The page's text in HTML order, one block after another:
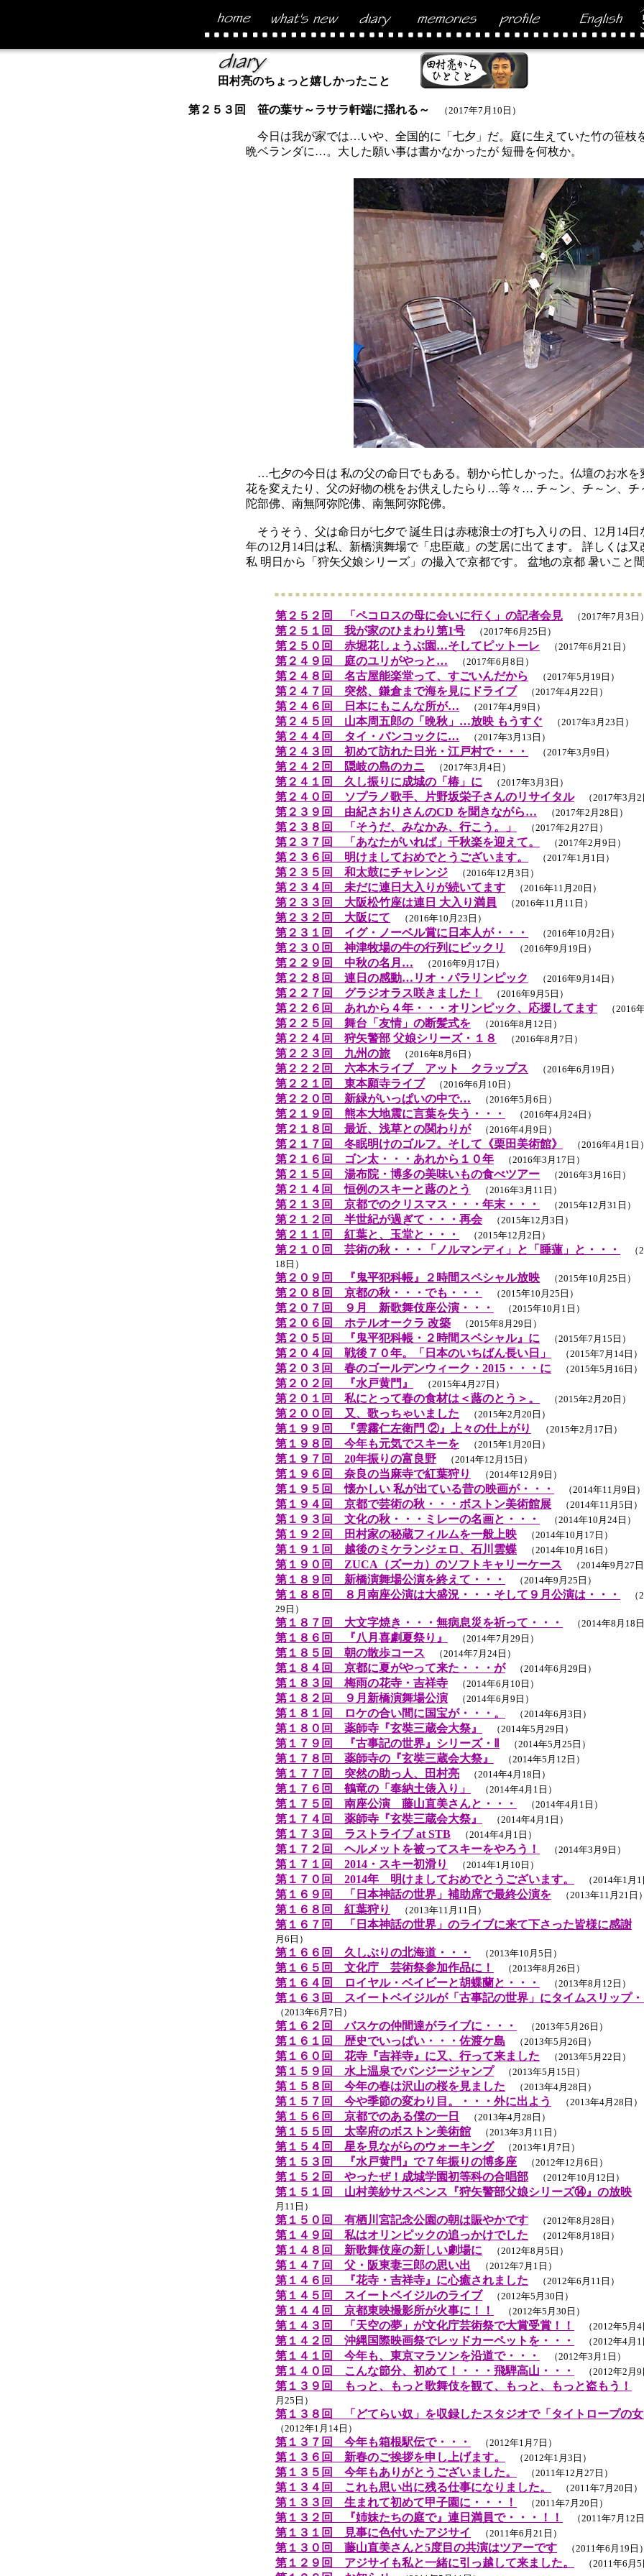
田村亮のちょっと嬉しかったこと
第２５３回 笹の葉サ～ラサラ軒端に揺れる～ （2017年7月10日）
今日は我が家では…いや、全国的に「七夕」だ。庭に生えていた竹の笹枝
晩ベランダに…。大した願い事は書かなかったが 短冊を何枚か。
…七夕の今日は 私の父の命日でもある。朝から忙しかった。仏壇のお水を
花を変えたり、父の好物の桃をお供えしたらり…等々… チ～ン、チ～ン、チ
陀部佛、南無阿弥陀佛、南無阿弥陀佛。
そうそう、父は命日が七夕で 誕生日は赤穂浪士の打ち入りの日、12月14日
年の12月14日は私、新橋演舞場で「忠臣蔵」の芝居に出てます。 詳しくは
私 明日から「狩矢父娘シリーズ」の撮入で京都です。 盆地の京都 暑いこと
第２５２回 「ペコロスの母に会いに行く」の記者会見 （2017年7月3日
第２５１回 我が家のひまわり第1号 （2017年6月25日）
第２５０回 赤堀花しょうぶ園…そしてピットーレ （2017年6月21日）
第２４９回 庭のユリがやっと… （2017年6月8日）
第２４８回 名古屋能楽堂って、すごいんだから （2017年5月19日）
第２４７回 突然、鎌倉まで海を見にドライブ （2017年4月22日）
第２４６回 日本にもこんな所が… （2017年4月9日）
第２４５回 山本周五郎の「晩秋」…放映 もうすぐ （2017年3月23日）
第２４４回 タイ・バンコックに… （2017年3月13日）
第２４３回 初めて訪れた日光・江戸村で・・・ （2017年3月9日）
第２４２回 隠岐の島のカニ （2017年3月4日）
第２４１回 久し振りに成城の「椿」に （2017年3月3日）
第２４０回 ソプラノ歌手、片野坂栄子さんのリサイタル（2017年3月2
第２３９回 由紀さおりさんのCD を聞きながら… （2017年2月28日）
第２３８回 「そうだ、みなかみ、行こう。」 （2017年2月27日）
第２３７回 「あなたがいれば」千秋楽を迎えて。 （2017年2月9日）
第２３６回 明けましておめでとうございます。 （2017年1月1日）
第２３５回 和太鼓にチャレンジ （2016年12月3日）
第２３４回 未だに連日大入りが続いてます （2016年11月20日）
第２３３回 大阪松竹座は連日 大入り満員 （2016年11月11日）
第２３２回 大阪にて （2016年10月23日）
第２３１回 イグ・ノーベル賞に日本人が・・・ （2016年10月2日）
第２３０回 神津牧場の牛の行列にビックリ （2016年9月19日）
第２２９回 中秋の名月… （2016年9月17日）
第２２８回 連日の感動…リオ・パラリンピック （2016年9月14日）
第２２７回 グラジオラス咲きました！ （2016年9月5日）
第２２６回 あれから４年・・・オリンピック、応援してます （2016
第２２５回 舞台「友情」の断髪式を （2016年8月12日）
第２２４回 狩矢警部 父娘シリーズ・１８ （2016年8月7日）
第２２３回 九州の旅 （2016年8月6日）
第２２２回 六本木ライブ アット クラップス （2016年6月19日）
第２２１回 東本願寺ライブ （2016年6月10日）
第２２０回 新緑がいっぱいの中で… （2016年5月6日）
第２１９回 熊本大地震に言葉を失う・・・ （2016年4月24日）
第２１８回 最近、浅草との関わりが（2016年4月9日）
第２１７回 冬眠明けのゴルフ。そして《栗田美術館》 （2016年4月1日
第２１６回 ゴン太・・・あれから１０年 （2016年3月17日）
第２１５回 湯布院・博多の美味いもの食べツアー （2016年3月16日）
第２１４回 恒例のスキーと蕗のとう （2016年3月11日）
第２１３回 京都でのクリスマス・・・年末・・・ （2015年12月31日）
第２１２回 半世紀が過ぎて・・・再会（2015年12月3日）
第２１１回 紅葉と、玉堂と・・・ （2015年12月2日）
第２１０回 芸術の秋・・・「ノルマンディ」と「睡蓮」と・・・
（
18日）
第２０９回 『鬼平犯科帳』２時間スペシャル放映 （2015年10月25日）
第２０８回 京都の秋・・・でも・・・ （2015年10月25日）
第２０７回 ９月 新歌舞伎座公演・・・ （2015年10月1日）
第２０６回 ホテルオークラ 改築 （2015年8月29日）
第２０５回 『鬼平犯科帳・２時間スペシャル』に （2015年7月15日）
第２０４回 戦後７０年。「日本のいちばん長い日」 （2015年7月14日）
第２０３回 春のゴールデンウィーク・2015・・・に （2015年5月16日）
第２０２回 『水戸黄門』 （2015年4月27日）
第２０１回 私にとって春の食材は＜蕗のとう＞。 （2015年2月20日）
第２００回 又、歌っちゃいました （2015年2月20日）
第１９９回 『雲霧仁左衛門 ②』上々の仕上がり （2015年2月17日）
第１９８回 今年も元気でスキーを （2015年1月20日）
第１９７回 20年振りの富良野 （2014年12月15日）
第１９６回 奈良の当麻寺で紅葉狩り （2014年12月9日）
第１９５回 懐かしい 私が出ている昔の映画が・・・ （2014年11月9日
第１９４回 京都で芸術の秋・・・ボストン美術館展 （2014年11月5日）
第１９３回 文化の秋・・・ミレーの名画と・・・ （2014年10月24日）
第１９２回 田村家の秘蔵フィルムを一般上映 （2014年10月17日）
第１９１回 越後のミケランジェロ、石川雲蝶 （2014年10月16日）
第１９０回 ZUCA（ズーカ）のソフトキャリーケース （2014年9月27
第１８９回 新橋演舞場公演を終えて・・・ （2014年9月25日）
第１８８回 ８月南座公演は大盛況・・・そして９月公演は・・・
（
29日）
第１８７回 大文字焼き・・・無病息災を祈って・・・ （2014年8月18
第１８６回 『八月喜劇夏祭り』 （2014年7月29日）
第１８５回 朝の散歩コース （2014年7月24日）
第１８４回 京都に夏がやって来た・・・が（2014年6月29日）
第１８３回 梅雨の花寺・吉祥寺 （2014年6月10日）
第１８２回 ９月新橋演舞場公演 （2014年6月9日）
第１８１回 ロケの合い間に国宝が・・・。 （2014年6月3日）
第１８０回 薬師寺『玄奘三蔵会大祭』 （2014年5月29日）
第１７９回 『古事記の世界』シリーズ・Ⅱ （2014年5月25日）
第１７８回 薬師寺の『玄奘三蔵会大祭』 （2014年5月12日）
第１７７回 突然の助っ人、田村亮 （2014年4月18日）
第１７６回 鶴竜の「奉納土俵入り」 （2014年4月1日）
第１７５回 南座公演 藤山直美さんと・・・ （2014年4月1日）
第１７４回 薬師寺『玄奘三蔵会大祭』 （2014年4月1日）
第１７３回 ラストライブ at STB （2014年4月1日）
第１７２回 ヘルメットを被ってスキーをやろう！ （2014年3月9日）
第１７１回 2014・スキー初滑り （2014年1月10日）
第１７０回 2014年 明けましておめでとうございます。 （2014年1月1
第１６９回 「日本神話の世界」補助席で最終公演を （2013年11月21日
第１６８回 紅葉狩り （2013年11月11日）
第１６７回 「日本神話の世界」のライブに来て下さった皆様に感謝
月6日）
第１６６回 久しぶりの北海道・・・ （2013年10月5日）
第１６５回 文化庁 芸術祭参加作品に！ （2013年8月26日）
第１６４回 ロイヤル・ベイビーと胡蝶蘭と・・・ （2013年8月12日）
第１６３回 スイートベイジルが「古事記の世界」にタイムスリップ
（2013年6月7日）
第１６２回 バスケの仲間達がライブに・・・ （2013年5月26日）
第１６１回 歴史でいっぱい・・・佐渡ケ島 （2013年5月26日）
第１６０回 花寺『吉祥寺』に又、行って来ました （2013年5月22日）
第１５９回 水上温泉でバンジージャンプ （2013年5月15日）
第１５８回 今年の春は沢山の桜を見ました （2013年4月28日）
第１５７回 今や季節の変わり目。・・・外に出よう （2013年4月28日）
第１５６回 京都でのある僕の一日 （2013年4月28日）
第１５５回 太宰府のボストン美術館 （2013年3月11日）
第１５４回 星を見ながらのウォーキング （2013年1月7日）
第１５３回 『水戸黄門』で７年振りの博多座 （2012年12月6日）
第１５２回 やったぜ！成城学園初等科の合唱部 （2012年10月12日）
第１５１回 山村美紗サスペンス『狩矢警部父娘シリーズ⑭』の放映
月11日）
第１５０回 有栖川宮記念公園の朝は賑やかです （2012年8月28日）
第１４９回 私はオリンピックの追っかけでした （2012年8月18日）
第１４８回 新歌舞伎座の新しい劇場に （2012年8月5日）
第１４７回 父・阪東妻三郎の思い出 （2012年7月1日）
第１４６回 『花寺・吉祥寺』に心癒されました （2012年6月11日）
第１４５回 スイートベイジルのライブ （2012年5月30日）
第１４４回 京都東映撮影所が火事に！！ （2012年5月30日）
第１４３回 「天空の夢」が文化庁芸術祭で大賞受賞！！ （2012年5月4
第１４２回 沖縄国際映画祭でレッドカーペットを・・・ （2012年4月1
第１４１回 今年も、東京マラソンを沿道で・・・ （2012年3月1日）
第１４０回 こんな節分、初めて！・・・飛騨高山・・・ （2012年2月9
第１３９回 もっと、もっと歌舞伎を観て、もっと、もっと盗もう！
月25日）
第１３８回 「どてらい奴」を収録したスタジオで「タイトロープの
（2012年1月14日）
第１３７回 今年も箱根駅伝で・・・ （2012年1月7日）
第１３６回 新春のご挨拶を申し上げます。 （2012年1月3日）
第１３５回 今年もありがとうございました。 （2011年12月27日）
第１３４回 これも思い出に残る仕事になりました。 （2011年7月20日）
第１３３回 生まれて初めて甲子園に・・・！ （2011年7月20日）
第１３２回 『姉妹たちの庭で』連日満員で・・・！！ （2011年7月12
第１３１回 見事に色付いたアジサイ （2011年6月21日）
第１３０回 藤山直美さんと5度目の共演はツアーです （2011年6月19日
第１２９回 アジサイも私と一緒に引っ越して来ました。 （2011年6月5